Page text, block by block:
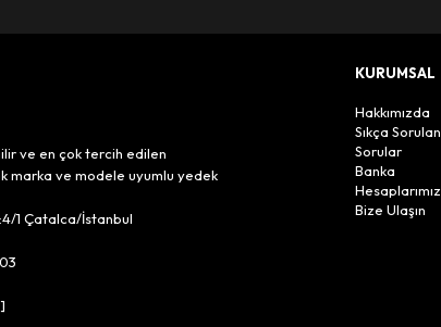
ve en çok tercih edilen
marka ve modele uyumlu yedek
1 Çatalca/İstanbul
KURUMSAL
Hakkımızda
Sıkça Sorulan
Sorular
Banka
Hesaplarımız
Bize Ulaşın